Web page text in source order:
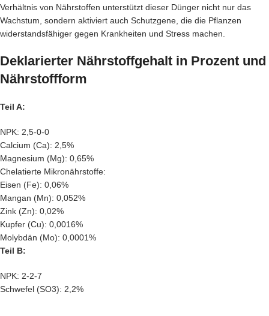
Verhältnis von Nährstoffen unterstützt dieser Dünger nicht nur das
Wachstum, sondern aktiviert auch Schutzgene, die die Pflanzen
widerstandsfähiger gegen Krankheiten und Stress machen.
Deklarierter Nährstoffgehalt in Prozent und
Nährstoffform
Teil A:
NPK: 2,5-0-0
Calcium (Ca): 2,5%
Magnesium (Mg): 0,65%
Chelatierte Mikronährstoffe:
Eisen (Fe): 0,06%
Mangan (Mn): 0,052%
Zink (Zn): 0,02%
Kupfer (Cu): 0,0016%
Molybdän (Mo): 0,0001%
Teil B:
NPK: 2-2-7
Schwefel (SO3): 2,2%